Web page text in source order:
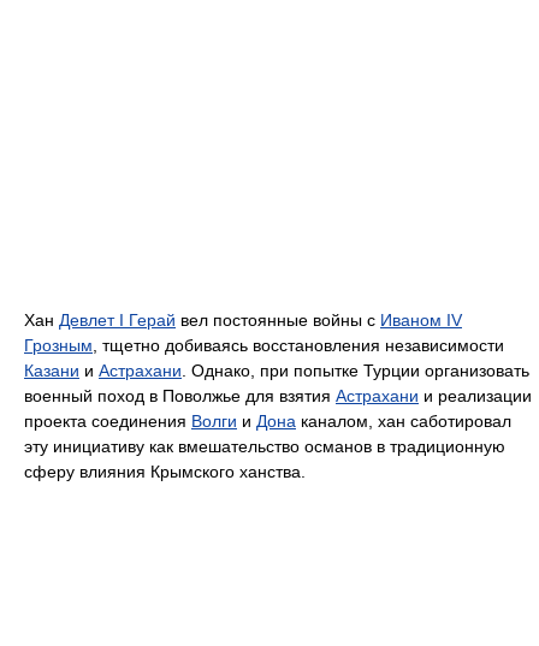
Хан Девлет I Герай вел постоянные войны с Иваном IV
Грозным , тщетно добиваясь восстановления независимости
Казани и Астрахани . Однако, при попытке Турции организовать
военный поход в Поволжье для взятия Астрахани и реализации
проекта соединения Волги и Дона каналом, хан саботировал
эту инициативу как вмешательство османов в традиционную
сферу влияния Крымского ханства.